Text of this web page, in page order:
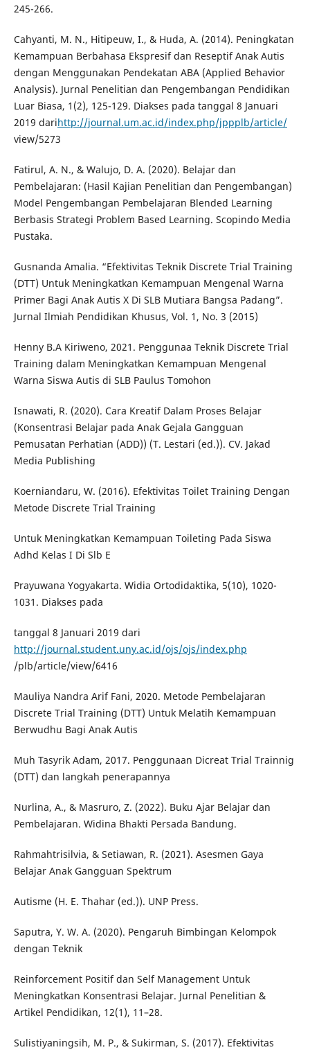
245-266.
Cahyanti, M. N., Hitipeuw, I., & Huda, A. (2014). Peningkatan
Kemampuan Berbahasa Ekspresif dan Reseptif Anak Autis
dengan Menggunakan Pendekatan ABA (Applied Behavior
Analysis). Jurnal Penelitian dan Pengembangan Pendidikan
Luar Biasa, 1(2), 125-129. Diakses pada tanggal 8 Januari
2019 darihttp://journal.um.ac.id/index.php/jppplb/article/
view/5273
Fatirul, A. N., & Walujo, D. A. (2020). Belajar dan
Pembelajaran: (Hasil Kajian Penelitian dan Pengembangan)
Model Pengembangan Pembelajaran Blended Learning
Berbasis Strategi Problem Based Learning. Scopindo Media
Pustaka.
Gusnanda Amalia. “Efektivitas Teknik Discrete Trial Training
(DTT) Untuk Meningkatkan Kemampuan Mengenal Warna
Primer Bagi Anak Autis X Di SLB Mutiara Bangsa Padang”.
Jurnal Ilmiah Pendidikan Khusus, Vol. 1, No. 3 (2015)
Henny B.A Kiriweno, 2021. Penggunaa Teknik Discrete Trial
Training dalam Meningkatkan Kemampuan Mengenal
Warna Siswa Autis di SLB Paulus Tomohon
Isnawati, R. (2020). Cara Kreatif Dalam Proses Belajar
(Konsentrasi Belajar pada Anak Gejala Gangguan
Pemusatan Perhatian (ADD)) (T. Lestari (ed.)). CV. Jakad
Media Publishing
Koerniandaru, W. (2016). Efektivitas Toilet Training Dengan
Metode Discrete Trial Training
Untuk Meningkatkan Kemampuan Toileting Pada Siswa
Adhd Kelas I Di Slb E
Prayuwana Yogyakarta. Widia Ortodidaktika, 5(10), 1020-
1031. Diakses pada
tanggal 8 Januari 2019 dari
http://journal.student.uny.ac.id/ojs/ojs/index.php
/plb/article/view/6416
Mauliya Nandra Arif Fani, 2020. Metode Pembelajaran
Discrete Trial Training (DTT) Untuk Melatih Kemampuan
Berwudhu Bagi Anak Autis
Muh Tasyrik Adam, 2017. Penggunaan Dicreat Trial Trainnig
(DTT) dan langkah penerapannya
Nurlina, A., & Masruro, Z. (2022). Buku Ajar Belajar dan
Pembelajaran. Widina Bhakti Persada Bandung.
Rahmahtrisilvia, & Setiawan, R. (2021). Asesmen Gaya
Belajar Anak Gangguan Spektrum
Autisme (H. E. Thahar (ed.)). UNP Press.
Saputra, Y. W. A. (2020). Pengaruh Bimbingan Kelompok
dengan Teknik
Reinforcement Positif dan Self Management Untuk
Meningkatkan Konsentrasi Belajar. Jurnal Penelitian &
Artikel Pendidikan, 12(1), 11–28.
Sulistiyaningsih, M. P., & Sukirman, S. (2017). Efektivitas